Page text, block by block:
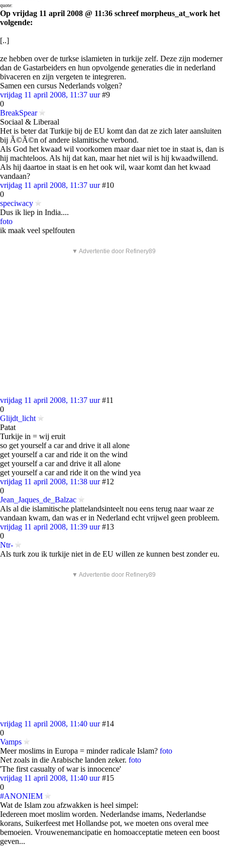
quote:
Op vrijdag 11 april 2008 @ 11:36 schreef morpheus_at_work het
volgende:
[..]
ze hebben over de turkse islamieten in turkije zelf. Deze zijn moderner
dan de Gastarbeiders en hun opvolgende generaties die in nederland
bivaceren en zijn vergeten te integreren.
Samen een cursus Nederlands volgen?
vrijdag 11 april 2008, 11:37 uur #9
0
BreakSpear
Sociaal & Liberaal
Het is beter dat Turkije bij de EU komt dan dat ze zich later aansluiten
bij Ã©Ã©n of andere islamitische verbond.
Als God het kwaad wil voorkomen maar daar niet toe in staat is, dan is
hij machteloos. Als hij dat kan, maar het niet wil is hij kwaadwillend.
Als hij daartoe in staat is en het ook wil, waar komt dan het kwaad
vandaan?
vrijdag 11 april 2008, 11:37 uur #10
0
speciwacy
Dus ik liep in India....
foto
ik maak veel spelfouten
▼ Advertentie door Refinery89
vrijdag 11 april 2008, 11:37 uur #11
0
Glijdt_licht
Patat
Turkije in = wij eruit
so get yourself a car and drive it all alone
get yourself a car and ride it on the wind
get yourself a car and drive it all alone
get yourself a car and ride it on the wind yea
vrijdag 11 april 2008, 11:38 uur #12
0
Jean_Jaques_de_Balzac
Als al die islamitische plattelandsinteelt nou eens terug naar waar ze
vandaan kwam, dan was er in Nederland echt vrijwel geen probleem.
vrijdag 11 april 2008, 11:39 uur #13
0
Ntr-
Als turk zou ik turkije niet in de EU willen ze kunnen best zonder eu.
▼ Advertentie door Refinery89
vrijdag 11 april 2008, 11:40 uur #14
0
Vamps
Meer moslims in Europa = minder radicale Islam? foto
Net zoals in die Arabische landen zeker. foto
'The first casualty of war is innocence'
vrijdag 11 april 2008, 11:40 uur #15
0
#ANONIEM
Wat de Islam zou afzwakken is heel simpel:
Iedereen moet moslim worden. Nederlandse imams, Nederlandse
korans, Suikerfeest met Hollandse pot, we moeten ons overal mee
bemoeien. Vrouwenemancipatie en homoacceptatie meteen een boost
geven...